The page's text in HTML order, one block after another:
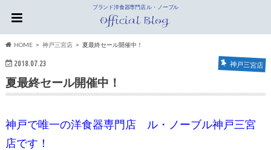
ブランド洋食器専門店 ル・ノーブル
HOME 神戸三宮店 夏最終セール開催中！
2018.07.23 神戸三宮店
夏最終セール開催中！
神戸で唯一の洋食器専門店 ル・ノーブル神戸三宮
店です！